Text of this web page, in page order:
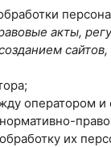
акты,
оператором и
их